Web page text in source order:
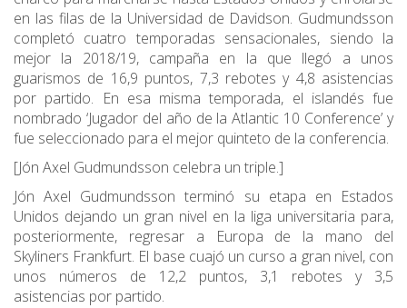
en las filas de la Universidad de Davidson. Gudmundsson
completó cuatro temporadas sensacionales, siendo la
mejor la 2018/19, campaña en la que llegó a unos
guarismos de 16,9 puntos, 7,3 rebotes y 4,8 asistencias
por partido. En esa misma temporada, el islandés fue
nombrado ‘Jugador del año de la Atlantic 10 Conference’ y
fue seleccionado para el mejor quinteto de la conferencia.
[Jón Axel Gudmundsson celebra un triple.]
Jón Axel Gudmundsson terminó su etapa en Estados
Unidos dejando un gran nivel en la liga universitaria para,
posteriormente, regresar a Europa de la mano del
Skyliners Frankfurt. El base cuajó un curso a gran nivel, con
unos números de 12,2 puntos, 3,1 rebotes y 3,5
asistencias por partido.